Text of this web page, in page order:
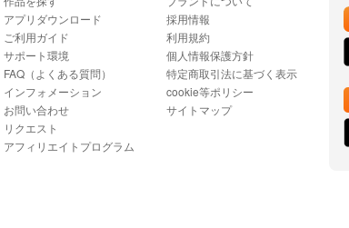
アプリダウンロード
ご利用ガイド
サポート環境
FAQ（よくある質問）
インフォメーション
お問い合わせ
リクエスト
アフィリエイトプログラム
採用情報
利用規約
個人情報保護方針
特定商取引法に基づく表示
cookie等ポリシー
サイトマップ